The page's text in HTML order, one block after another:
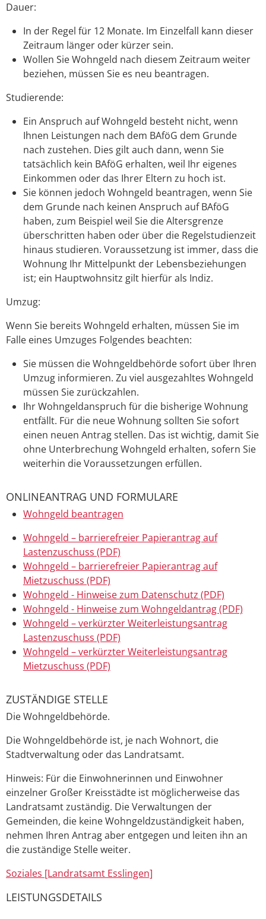
Dauer:
In der Regel für 12 Monate. Im Einzelfall kann dieser
Zeitraum länger oder kürzer sein.
Wollen Sie Wohngeld nach diesem Zeitraum weiter
beziehen, müssen Sie es neu beantragen.
Studierende:
Ein Anspruch auf Wohngeld besteht nicht, wenn
Ihnen Leistungen nach dem BAföG dem Grunde
nach zustehen. Dies gilt auch dann, wenn Sie
tatsächlich kein BAföG erhalten, weil Ihr eigenes
Einkommen oder das Ihrer Eltern zu hoch ist.
Sie können jedoch Wohngeld beantragen, wenn Sie
dem Grunde nach keinen Anspruch auf BAföG
haben, zum Beispiel weil Sie die Altersgrenze
überschritten haben oder über die Regelstudienzeit
hinaus studieren. Voraussetzung ist immer, dass die
Wohnung Ihr Mittelpunkt der Lebensbeziehungen
ist; ein Hauptwohnsitz gilt hierfür als Indiz.
Umzug:
Wenn Sie bereits Wohngeld erhalten, müssen Sie im
Falle eines Umzuges Folgendes beachten:
Sie müssen die Wohngeldbehörde sofort über Ihren
Umzug informieren. Zu viel ausgezahltes Wohngeld
müssen Sie zurückzahlen.
Ihr Wohngeldanspruch für die bisherige Wohnung
entfällt. Für die neue Wohnung sollten Sie sofort
einen neuen Antrag stellen. Das ist wichtig, damit Sie
ohne Unterbrechung Wohngeld erhalten, sofern Sie
weiterhin die Voraussetzungen erfüllen.
ONLINEANTRAG UND FORMULARE
Wohngeld beantragen
Wohngeld – barrierefreier Papierantrag auf
Lastenzuschuss (PDF)
Wohngeld – barrierefreier Papierantrag auf
Mietzuschuss (PDF)
Wohngeld - Hinweise zum Datenschutz (PDF)
Wohngeld - Hinweise zum Wohngeldantrag (PDF)
Wohngeld – verkürzter Weiterleistungsantrag
Lastenzuschuss (PDF)
Wohngeld – verkürzter Weiterleistungsantrag
Mietzuschuss (PDF)
ZUSTÄNDIGE STELLE
Die Wohngeldbehörde.
Die Wohngeldbehörde ist, je nach Wohnort, die
Stadtverwaltung oder das Landratsamt.
Hinweis: Für die Einwohnerinnen und Einwohner
einzelner Großer Kreisstädte ist möglicherweise das
Landratsamt zuständig. Die Verwaltungen der
Gemeinden, die keine Wohngeldzuständigkeit haben,
nehmen Ihren Antrag aber entgegen und leiten ihn an
die zuständige Stelle weiter.
Soziales [Landratsamt Esslingen]
LEISTUNGSDETAILS